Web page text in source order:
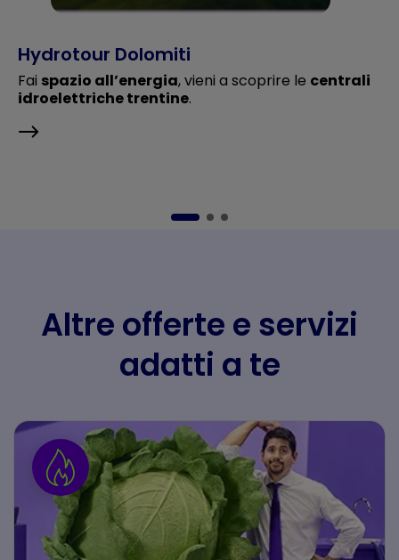
Hydrotour Dolomiti
Fai spazio all’energia, vieni a scoprire le centrali
idroelettriche trentine.
Altre offerte e servizi
adatti a te